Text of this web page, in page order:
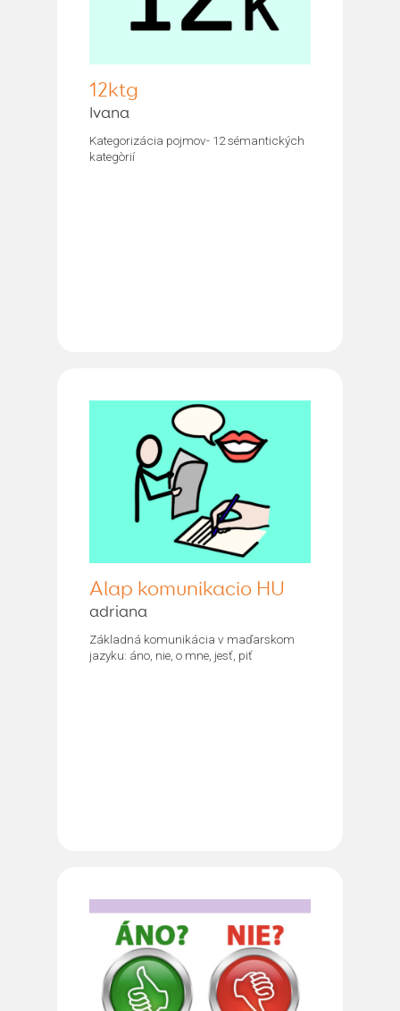
12ktg
Ivana
Kategorizácia pojmov- 12 sémantických
kategòrií
Alap komunikacio HU
adriana
Základná komunikácia v maďarskom
jazyku: áno, nie, o mne, jesť, piť